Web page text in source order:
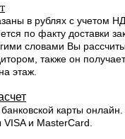
в рублях с учетом
по факту доставки
словами Вы
также он
этаж.
карты онлайн.
и MasterCard.